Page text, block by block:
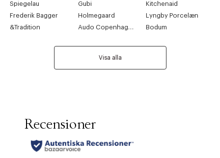
Spiegelau
Gubi
Kitchenaid
Frederik Bagger
Holmegaard
Lyngby Porcelæn
&Tradition
Audo Copenhagen Bodum
Visa alla